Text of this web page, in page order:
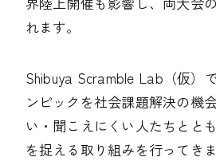
れます。
Shibuya Scramble Lab（仮）
ンピックを社会課題解決の機
い・聞こえにくい人たちとと
を捉える取り組みを行ってき